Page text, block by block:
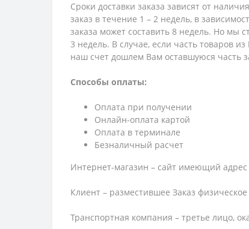
Сроки доставки заказа зависят от
заказ в течение 1 – 2 недель, в
заказа может составить 8 недель. Но мы
3 недель. В случае, если часть товаров
наш счет дошлем Вам оставшуюся часть
Способы оплаты:
Оплата при получении
Онлайн-оплата картой
Оплата в терминале
Безналичный расчет
Интернет-магазин – сайт имеющий адрес
Клиент – разместившее Заказ
Транспортная компания – третье лицо,